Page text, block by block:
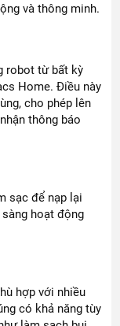
và thông minh.
robot từ bất kỳ
Home. Điều này
cho phép lên
thông báo
sạc để nạp lại
hoạt động
hợp với nhiều
có khả năng tùy